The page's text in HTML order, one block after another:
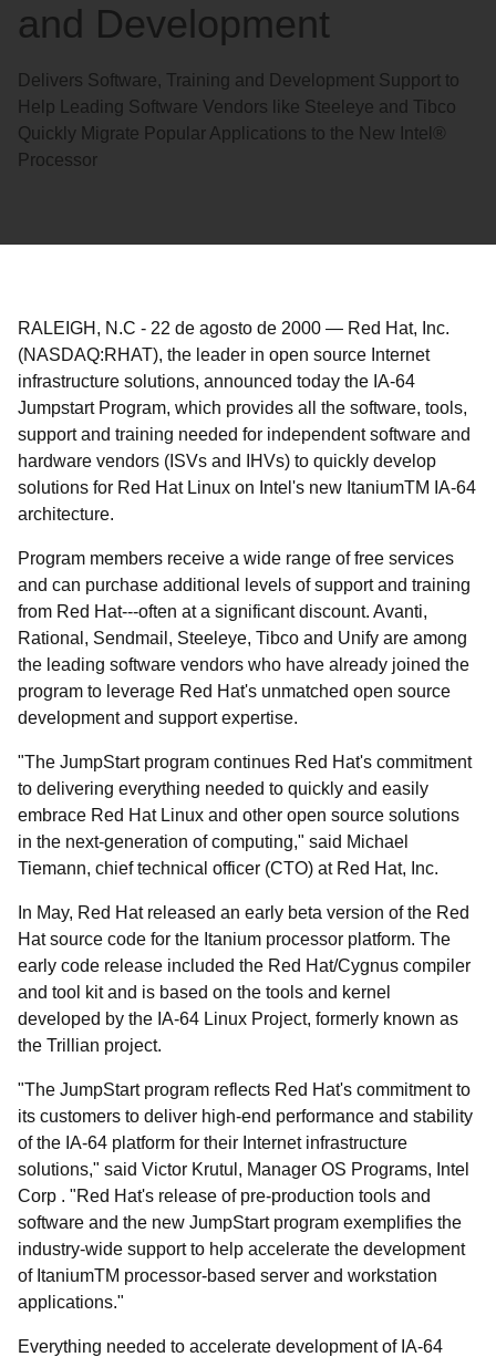
and Development
Delivers Software, Training and Development Support to
Help Leading Software Vendors like Steeleye and Tibco
Quickly Migrate Popular Applications to the New Intel®
Processor
RALEIGH, N.C - 22 de agosto de 2000 — Red Hat, Inc.
(NASDAQ:RHAT), the leader in open source Internet
infrastructure solutions, announced today the IA-64
Jumpstart Program, which provides all the software, tools,
support and training needed for independent software and
hardware vendors (ISVs and IHVs) to quickly develop
solutions for Red Hat Linux on Intel's new ItaniumTM IA-64
architecture.
Program members receive a wide range of free services
and can purchase additional levels of support and training
from Red Hat---often at a significant discount. Avanti,
Rational, Sendmail, Steeleye, Tibco and Unify are among
the leading software vendors who have already joined the
program to leverage Red Hat's unmatched open source
development and support expertise.
"The JumpStart program continues Red Hat's commitment
to delivering everything needed to quickly and easily
embrace Red Hat Linux and other open source solutions
in the next-generation of computing," said Michael
Tiemann, chief technical officer (CTO) at Red Hat, Inc.
In May, Red Hat released an early beta version of the Red
Hat source code for the Itanium processor platform. The
early code release included the Red Hat/Cygnus compiler
and tool kit and is based on the tools and kernel
developed by the IA-64 Linux Project, formerly known as
the Trillian project.
"The JumpStart program reflects Red Hat's commitment to
its customers to deliver high-end performance and stability
of the IA-64 platform for their Internet infrastructure
solutions," said Victor Krutul, Manager OS Programs, Intel
Corp . "Red Hat's release of pre-production tools and
software and the new JumpStart program exemplifies the
industry-wide support to help accelerate the development
of ItaniumTM processor-based server and workstation
applications."
Everything needed to accelerate development of IA-64